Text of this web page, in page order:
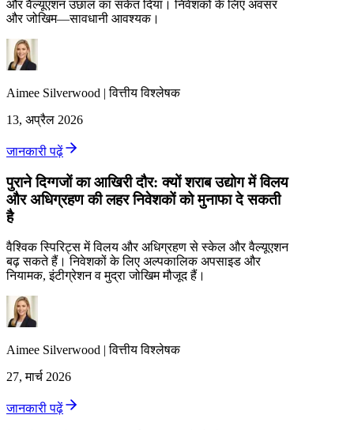
और वैल्यूएशन उछाल का संकेत दिया। निवेशकों के लिए अवसर
और जोखिम—सावधानी आवश्यक।
Aimee Silverwood |वित्तीय विश्लेषक
13, अप्रैल 2026
जानकारी पढ़ें
पुराने दिग्गजों का आखिरी दौर: क्यों शराब उद्योग में विलय
और अधिग्रहण की लहर निवेशकों को मुनाफा दे सकती
है
वैश्विक स्पिरिट्स में विलय और अधिग्रहण से स्केल और वैल्यूएशन
बढ़ सकते हैं। निवेशकों के लिए अल्पकालिक अपसाइड और
नियामक, इंटीग्रेशन व मुद्रा जोखिम मौजूद हैं।
Aimee Silverwood |वित्तीय विश्लेषक
27, मार्च 2026
जानकारी पढ़ें